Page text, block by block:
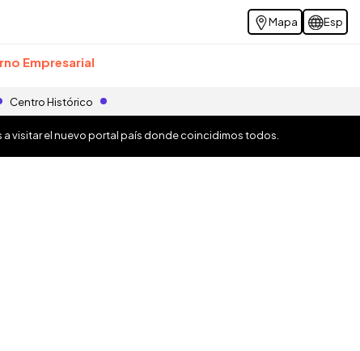
Mapa Esp
Empresarial
Centro Histórico
a visitar el nuevo portal país donde coincidimos todos.